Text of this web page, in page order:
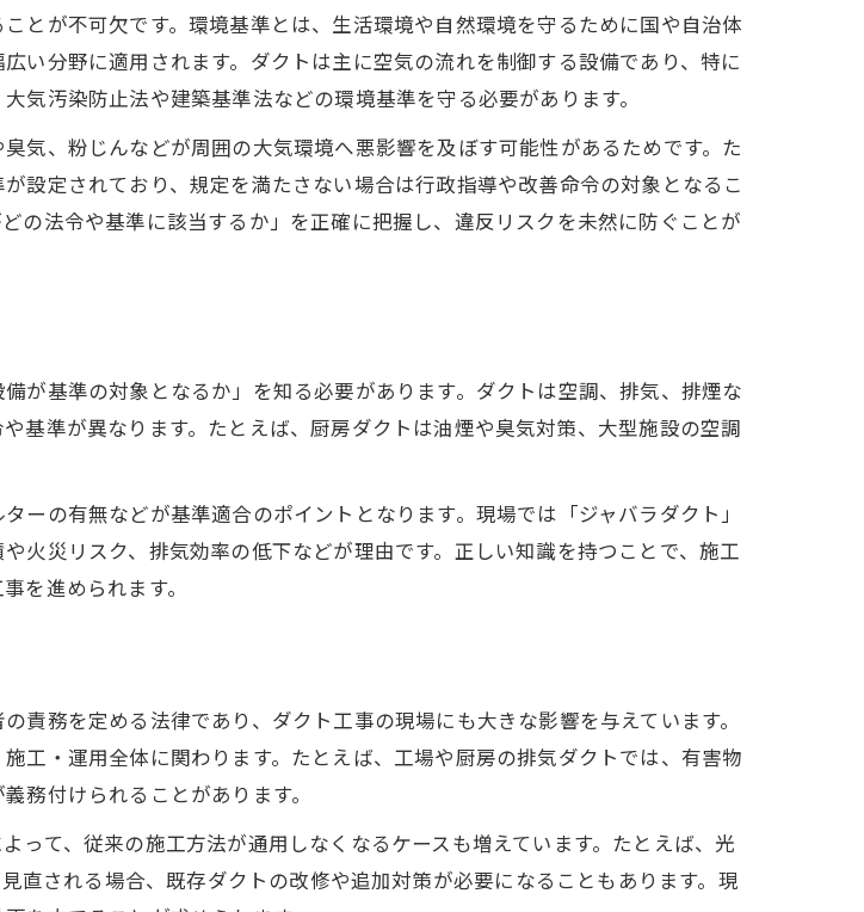
の環境基準適用範囲と留意点
光化学オキシダント対応策
象と適用範囲とは
要な環境基準の適用範囲
る対象一覧をダクト工事で解説
関わる環境基準の対象物質とは
知るべきジャバラ規制の理由
禁止の背景と環境基準の関係
でのジャバラ規制対応策
バラダクトのリスク比較
規制とダクト工事実務の注意点
令整理で失敗防止へ
ける違反リスクと環境基準確認
ト工事の連携ポイント
敗しない環境基準の見極め方
ト工事の安全要点総覧
るべき環境基準と安全対策
とが不可欠です。環境基準とは、生活環境や自然環境を守るために国や自治体
い分野に適用されます。ダクトは主に空気の流れを制御する設備であり、特に
汚染防止法や建築基準法などの環境基準を守る必要があります。
気、粉じんなどが周囲の大気環境へ悪影響を及ぼす可能性があるためです。た
設定されており、規定を満たさない場合は行政指導や改善命令の対象となるこ
の法令や基準に該当するか」を正確に把握し、違反リスクを未然に防ぐことが
が基準の対象となるか」を知る必要があります。ダクトは空調、排気、排煙な
基準が異なります。たとえば、厨房ダクトは油煙や臭気対策、大型施設の空調
の有無などが基準適合のポイントとなります。現場では「ジャバラダクト」
火災リスク、排気効率の低下などが理由です。正しい知識を持つことで、施工
を進められます。
務を定める法律であり、ダクト工事の現場にも大きな影響を与えています。
工・運用全体に関わります。たとえば、工場や厨房の排気ダクトでは、有害物
務付けられることがあります。
って、従来の施工方法が通用しなくなるケースも増えています。たとえば、光
直される場合、既存ダクトの改修や追加対策が必要になることもあります。現